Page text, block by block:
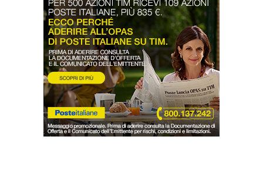
OROSCOPO
LA PIAZZA
ANIMALI
OCCHIO ALLA TRUFFA
NECROLOGI